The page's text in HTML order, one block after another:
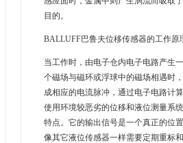
目的。
BALLUFF巴鲁夫位移传感器的工作原
当工作时，由电子仓内电子电路产生
个磁场与磁环或浮球中的磁场相遇时
成相应的电流脉冲，通过电子电路计
使用环境较恶劣的位移和液位测量系
特点。它的输出信号是一个真正的位
像其它液位传感器一样需要定期重标